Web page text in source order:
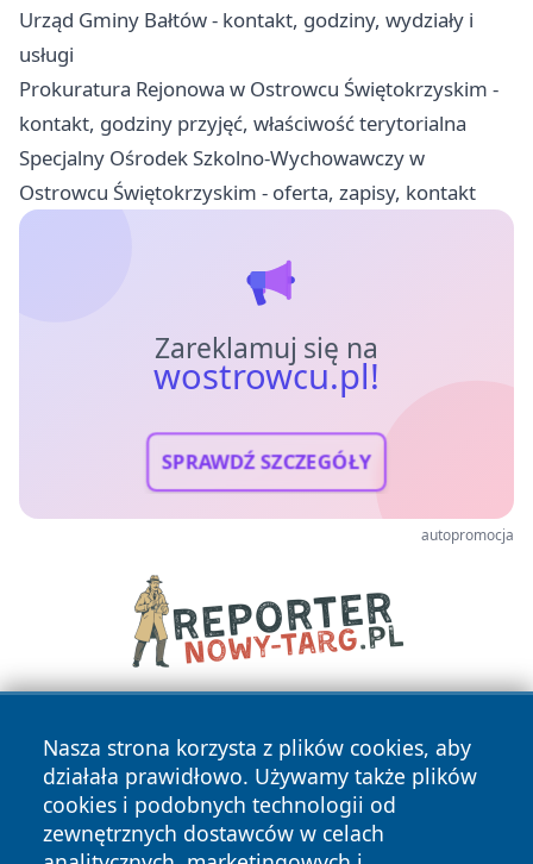
Urząd Gminy Bałtów - kontakt, godziny, wydziały i
usługi
Prokuratura Rejonowa w Ostrowcu Świętokrzyskim -
kontakt, godziny przyjęć, właściwość terytorialna
Specjalny Ośrodek Szkolno-Wychowawczy w
Ostrowcu Świętokrzyskim - oferta, zapisy, kontakt
Zareklamuj się na
wostrowcu.pl!
SPRAWDŹ SZCZEGÓŁY
autopromocja
Nasza strona korzysta z plików cookies, aby
działała prawidłowo. Używamy także plików
cookies i podobnych technologii od
zewnętrznych dostawców w celach